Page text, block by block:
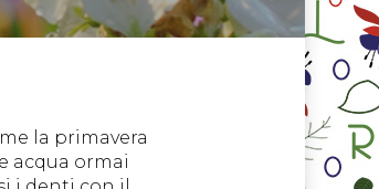
la primavera
acqua ormai